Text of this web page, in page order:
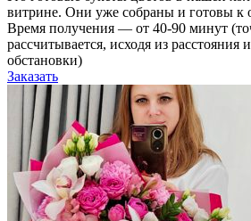
витрине. Они уже собраны и готовы к
Время получения — от 40-90 минут
рассчитывается, исходя из расстояния
обстановки)
Заказать